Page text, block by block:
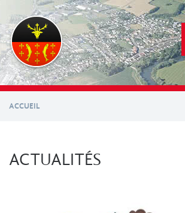
contenu
principal
ACCUEIL
ACTUALITÉS